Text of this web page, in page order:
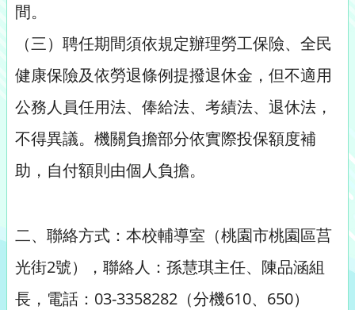
間。
（三）聘任期間須依規定辦理勞工保險、全民
健康保險及依勞退條例提撥退休金，但不適用
公務人員任用法、俸給法、考績法、退休法，
不得異議。機關負擔部分依實際投保額度補
助，自付額則由個人負擔。
二、聯絡方式：本校輔導室（桃園市桃園區莒
光街2號），聯絡人：孫慧琪主任、陳品涵組
長，電話：03-3358282（分機610、650）